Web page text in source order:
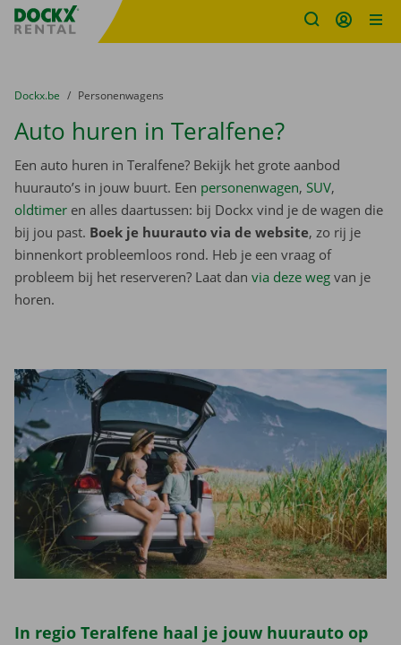
Fratello DEMO
U bevindt zich hier:
van
Dockx.be naar
Personenwagens
Auto huren in Teralfene?
Een auto huren in Teralfene? Bekijk het grote aanbod
huurauto’s in jouw buurt. Een personenwagen, SUV,
oldtimer en alles daartussen: bij Dockx vind je de wagen die
bij jou past. Boek je huurauto via de website, zo rij je
binnenkort probleemloos rond. Heb je een vraag of
probleem bij het reserveren? Laat dan via deze weg van je
horen.
In regio Teralfene haal je jouw huurauto op